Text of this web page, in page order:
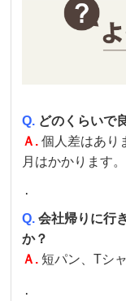
Q. どのくらいで
Ａ.個人差はあり
月はかかります。
．
Q. 会社帰りに行
か？
Ａ. 短パン、Tシ
．